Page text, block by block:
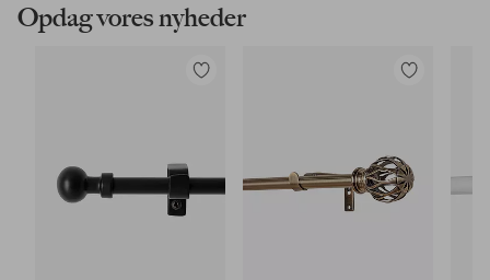
Opdag vores nyheder
Tilføj
Tilføj